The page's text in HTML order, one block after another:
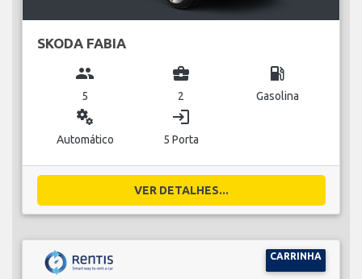
SKODA FABIA
group
5
business_center
2
local_gas_station
Gasolina
miscellaneous_services
Automático
login
5 Porta
VER DETALHES...
CARRINHA